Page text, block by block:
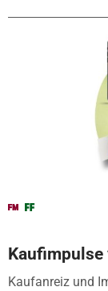
Kaufimpulse
Kaufanreiz und